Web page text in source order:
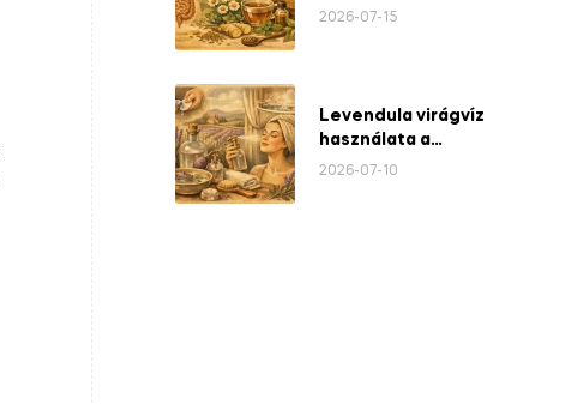
támogatására
2026-07-15
Levendula virágvíz
használata a
mindennapokban
2026-07-10